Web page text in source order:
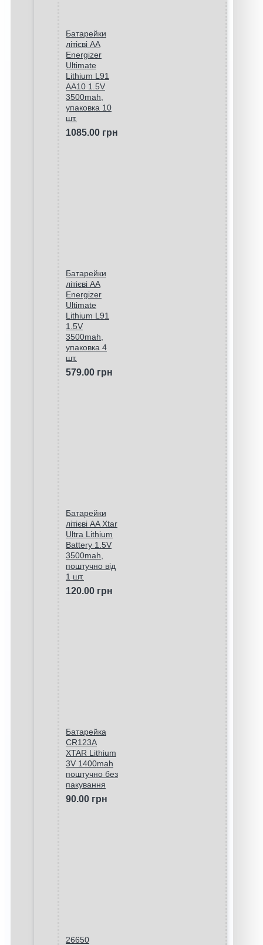
Батарейки
літієві AA
Energizer
Ultimate
Lithium L91
AA10 1.5V
3500mah,
упаковка 10
шт.
1085.00 грн
Батарейки
літієві AA
Energizer
Ultimate
Lithium L91
1.5V
3500mah,
упаковка 4
шт.
579.00 грн
Батарейки
літієві AA Xtar
Ultra Lithium
Battery 1.5V
3500mah,
поштучно від
1 шт.
120.00 грн
Батарейка
CR123A
XTAR Lithium
3V 1400mah
поштучно без
пакування
90.00 грн
26650